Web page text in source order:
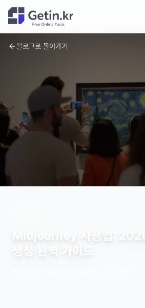
블로그로 돌아가기
Midjourney 사용법: 2026
생성 완벽 가이드